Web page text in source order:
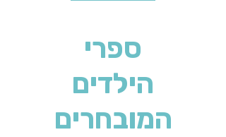
ספרי
הילדים
המובחרים